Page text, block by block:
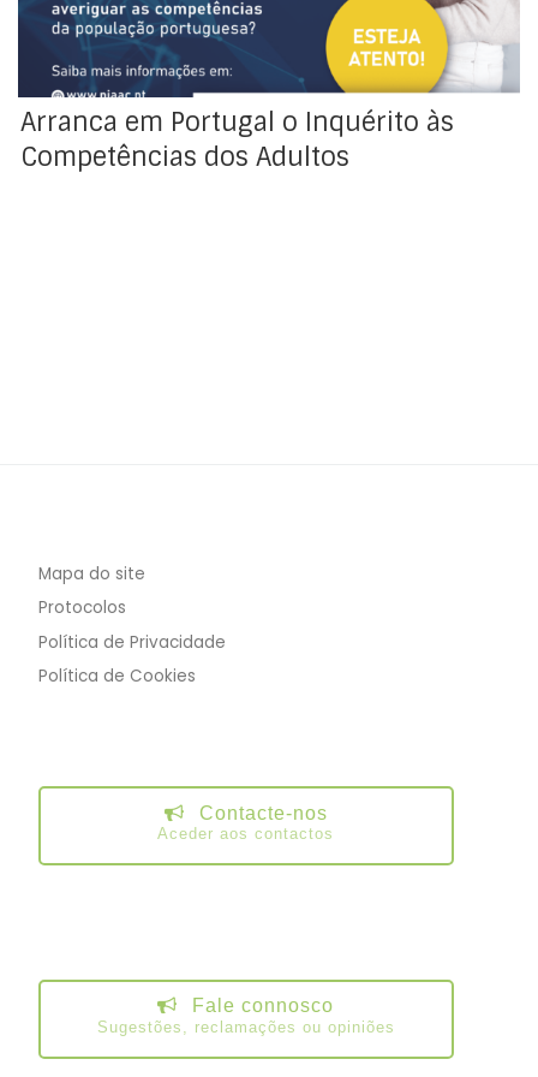
Arranca em Portugal o Inquérito às
Competências dos Adultos
Mapa do site
Protocolos
Política de Privacidade
Política de Cookies
Contacte-nos
Aceder aos contactos
Fale connosco
Sugestões, reclamações ou opiniões